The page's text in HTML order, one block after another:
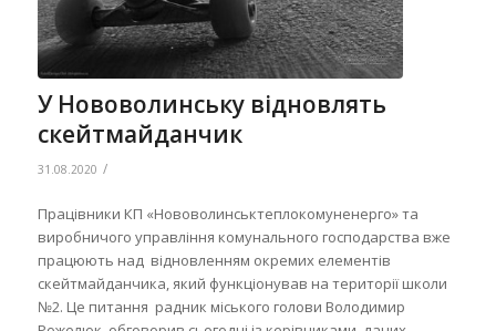
У Нововолинську відновлять
скейтмайданчик
31.08.2020 /
Працівники КП «Нововолинськтеплокомуненерго» та
виробничого управління комунального господарства вже
працюють над відновленням окремих елементів
скейтмайданчика, який функціонував на території школи
№2. Це питання радник міського голови Володимир